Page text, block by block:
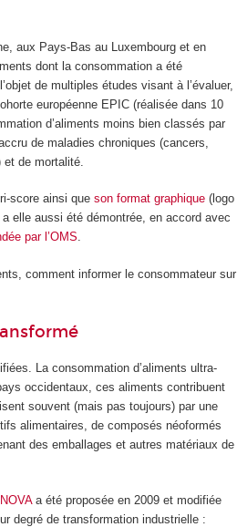
aux Pays-Bas au Luxembourg et en
dont la consommation a été
de multiples études visant à l’évaluer,
européenne EPIC (réalisée dans 10
d’aliments moins bien classés par
de maladies chroniques (cancers,
de mortalité.
score ainsi queson format graphique (logo
elle aussi été démontrée, en accord avec
par l’OMS.
comment informer le consommateur sur
La consommation d’aliments ultra-
occidentaux, ces aliments contribuent
souvent (mais pas toujours) par une
alimentaires, de composés néoformés
des emballages et autres matériaux de
a été proposée en 2009 et modifiée
degré de transformation industrielle :